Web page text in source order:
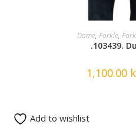
SELECT
Dame, Forkle,
.103439.
1,100.00
Add to wishlist